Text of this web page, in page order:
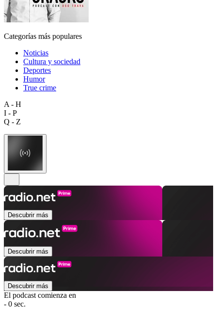
Categorías más populares
Noticias
Cultura y sociedad
Deportes
Humor
True crime
A - H
I - P
Q - Z
Descubrir más
Descubrir más
Descubrir más
El podcast comienza en
- 0 sec.